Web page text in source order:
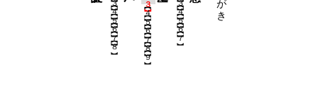
【４】
【５】
【６】
【７】
【４】
【５】
【６】
【７】
【８】
【９】
【４】
【５】
【６】
【７】
【８】